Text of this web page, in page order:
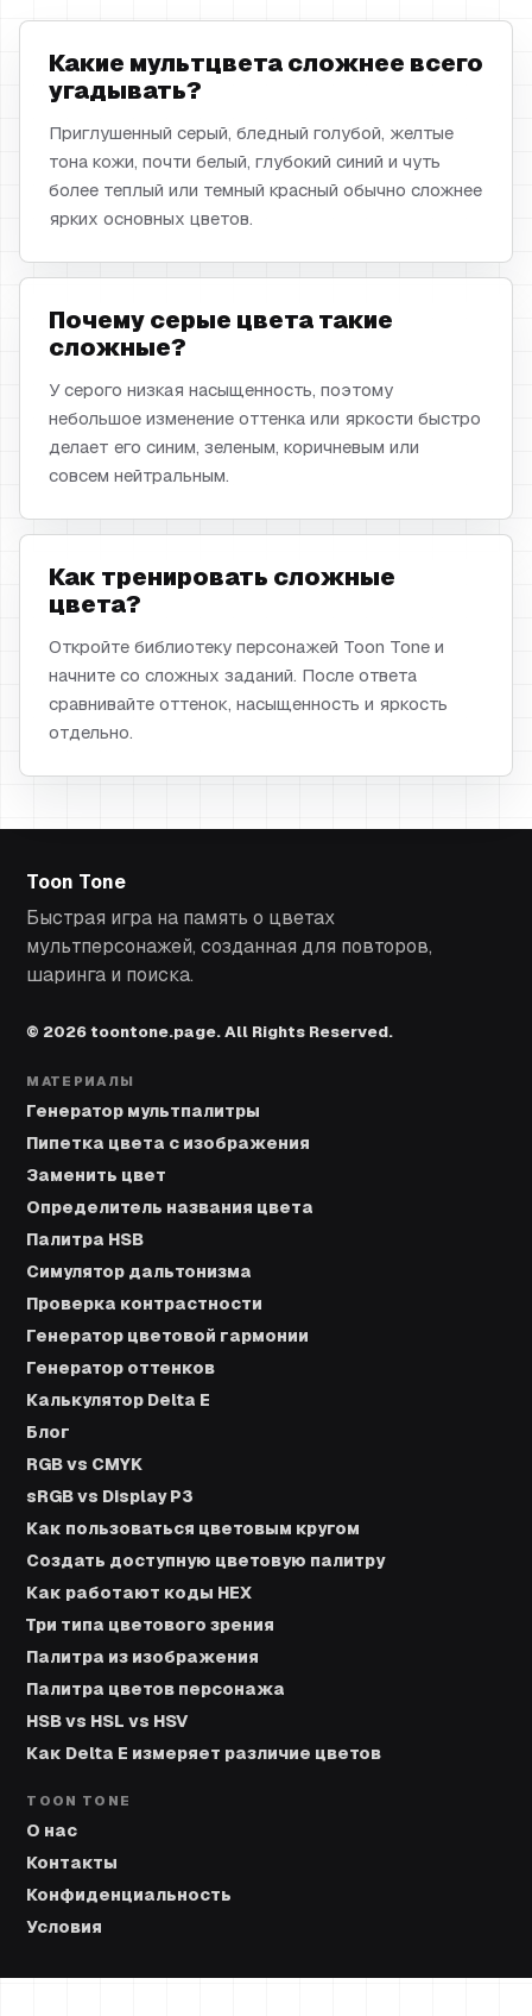
Какие мультцвета сложнее всего
угадывать?
Приглушенный серый, бледный голубой, желтые
тона кожи, почти белый, глубокий синий и чуть
более теплый или темный красный обычно сложнее
ярких основных цветов.
Почему серые цвета такие
сложные?
У серого низкая насыщенность, поэтому
небольшое изменение оттенка или яркости быстро
делает его синим, зеленым, коричневым или
совсем нейтральным.
Как тренировать сложные
цвета?
Откройте библиотеку персонажей Toon Tone и
начните со сложных заданий. После ответа
сравнивайте оттенок, насыщенность и яркость
отдельно.
Toon Tone
Быстрая игра на память о цветах
мультперсонажей, созданная для повторов,
шаринга и поиска.
© 2026 toontone.page. All Rights Reserved.
МАТЕРИАЛЫ
Генератор мультпалитры
Пипетка цвета с изображения
Заменить цвет
Определитель названия цвета
Палитра HSB
Симулятор дальтонизма
Проверка контрастности
Генератор цветовой гармонии
Генератор оттенков
Калькулятор Delta E
Блог
RGB vs CMYK
sRGB vs Display P3
Как пользоваться цветовым кругом
Создать доступную цветовую палитру
Как работают коды HEX
Три типа цветового зрения
Палитра из изображения
Палитра цветов персонажа
HSB vs HSL vs HSV
Как Delta E измеряет различие цветов
TOON TONE
О нас
Контакты
Конфиденциальность
Условия